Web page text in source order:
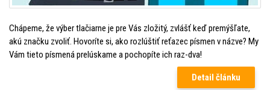
Chápeme, že výber tlačiarne je pre Vás zložitý, zvlášť keď premýšľate,
akú značku zvoliť. Hovoríte si, ako rozlúštiť reťazec písmen v názve? My
Vám tieto písmená prelúskame a pochopíte ich raz-dva!
Detail článku